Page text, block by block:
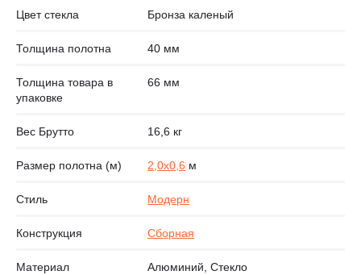
Цвет стекла Бронза каленый
Толщина полотна 40 мм
Толщина товара в
упаковке
66 мм
Вес Брутто 16,6 кг
Размер полотна (м) 2,0х0,6 м
Стиль Модерн
Конструкция Сборная
Материал Алюминий, Стекло